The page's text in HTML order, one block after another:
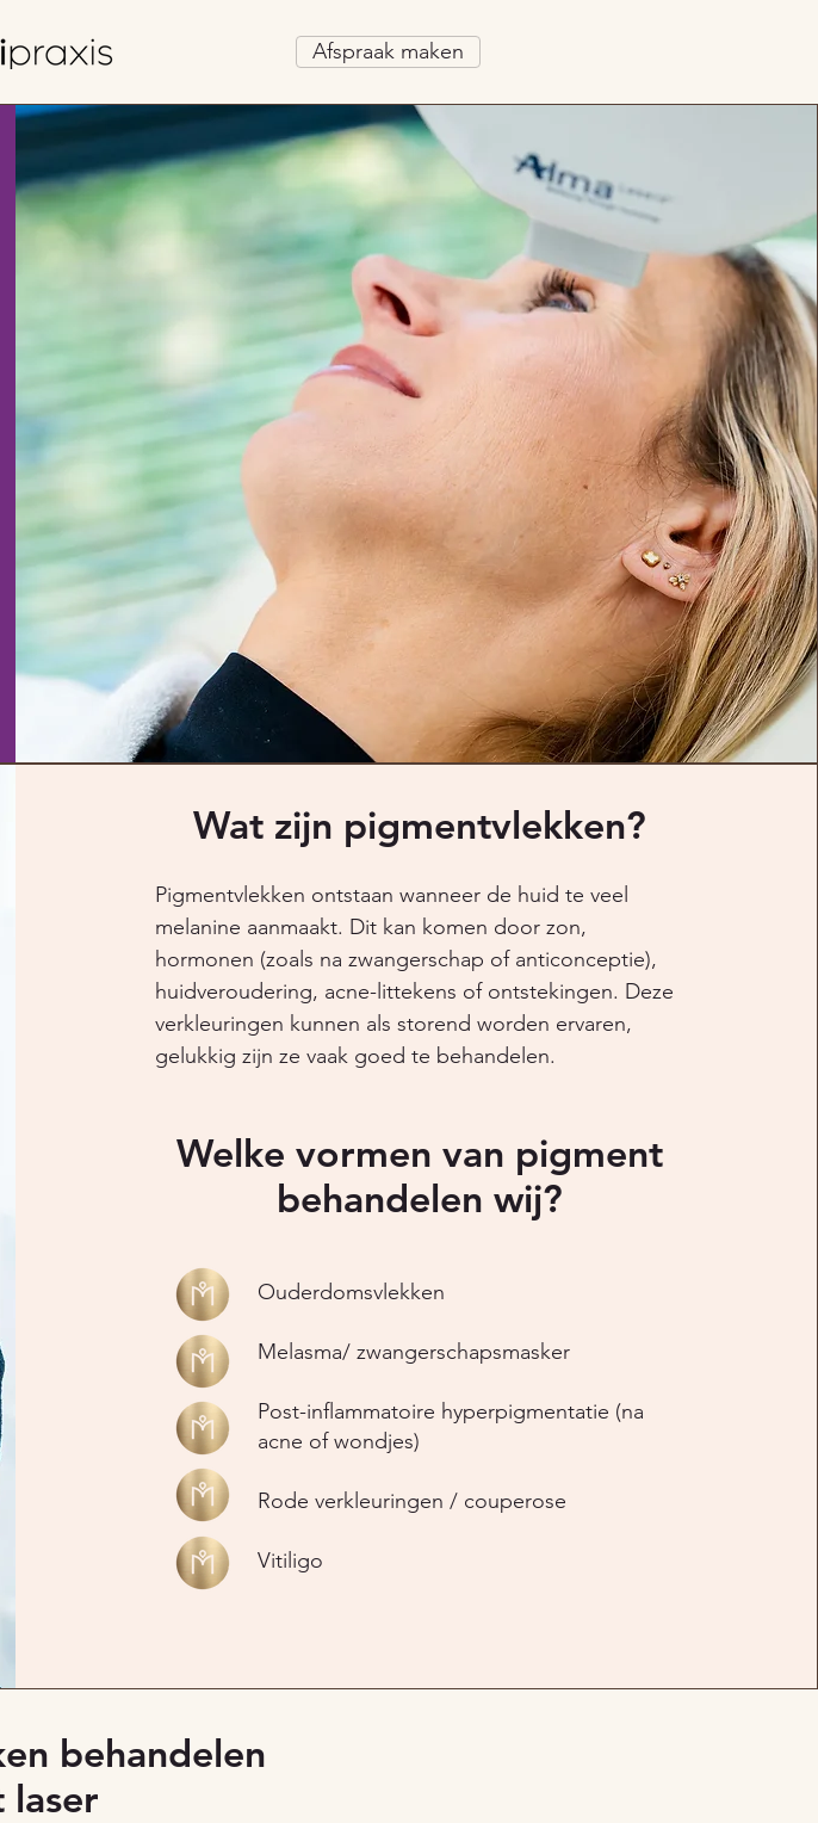
Afspraak maken
Wat zijn pigmentvlekken?
Pigmentvlekken ontstaan wanneer de huid te veel
melanine aanmaakt. Dit kan komen door zon,
hormonen (zoals na zwangerschap of anticonceptie),
huidveroudering, acne-littekens of ontstekingen. Deze
verkleuringen kunnen als storend worden ervaren,
gelukkig zijn ze vaak goed te behandelen.
Welke vormen van pigment
behandelen wij?
Ouderdomsvlekken
Melasma/ zwangerschapsmasker
Post-inflammatoire hyperpigmentatie (na
acne of wondjes)
Rode verkleuringen / couperose
Vitiligo ​​
behandelen
laser